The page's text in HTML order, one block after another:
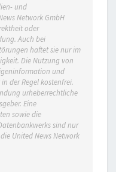
und
Network GmbH
oder
Auch bei
haftet sie nur im
Die Nutzung von
und
der Regel kostenfrei.
urheberrechtliche
Eine
sowie die
sind nur
United News Network